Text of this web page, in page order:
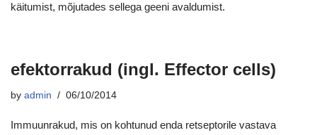
käitumist, mõjutades sellega geeni avaldumist.
efektorrakud (ingl. Effector cells)
by admin 06/10/2014
Immuunrakud, mis on kohtunud enda retseptorile vastava